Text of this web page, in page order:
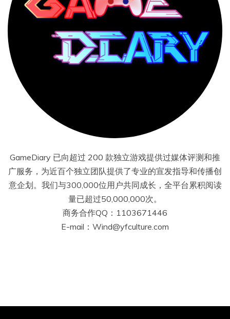
GameDiary 已向超过 200 款独立游戏提供过媒体评测和推
广服务，为近百个独立团队提供了专业的宣发指导和传播创
意企划。我们与300,000位用户共同成长，全平台累积阅读
量已超过50,000,000次。
商务合作QQ：1103671446
E-mail：Wind@yfculture.com